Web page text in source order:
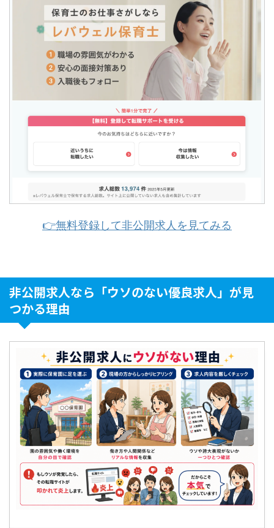
👉無料登録して非公開求人を見てみる
非公開求人なら「ウソのない優良求人」が見
つかる理由